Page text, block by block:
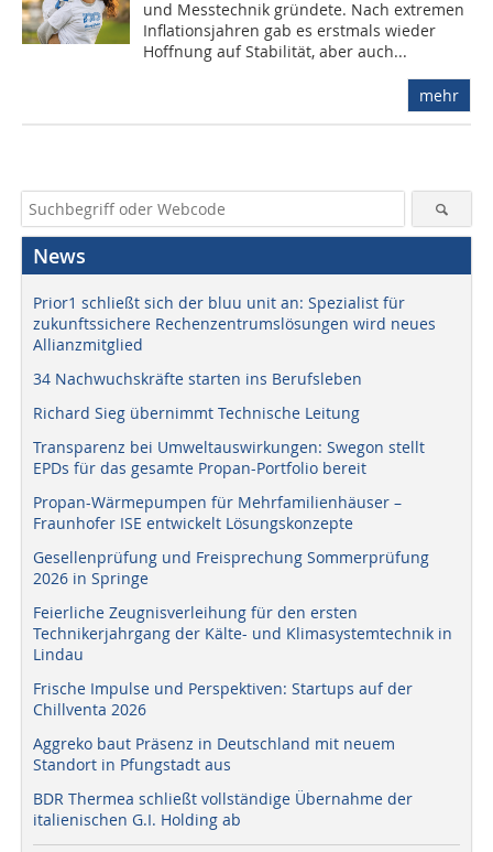
und Messtechnik gründete. Nach extremen
Inflationsjahren gab es erstmals wieder
Hoffnung auf Stabilität, aber auch...
mehr
News
Prior1 schließt sich der bluu unit an: Spezialist für
zukunftssichere Rechenzentrumslösungen wird neues
Allianzmitglied
34 Nachwuchskräfte starten ins Berufsleben
Richard Sieg übernimmt Technische Leitung
Transparenz bei Umweltauswirkungen: Swegon stellt
EPDs für das gesamte Propan-Portfolio bereit
Propan-Wärmepumpen für Mehrfamilienhäuser –
Fraunhofer ISE entwickelt Lösungskonzepte
Gesellenprüfung und Freisprechung Sommerprüfung
2026 in Springe
Feierliche Zeugnisverleihung für den ersten
Technikerjahrgang der Kälte- und Klimasystemtechnik in
Lindau
Frische Impulse und Perspektiven: Startups auf der
Chillventa 2026
Aggreko baut Präsenz in Deutschland mit neuem
Standort in Pfungstadt aus
BDR Thermea schließt vollständige Übernahme der
italienischen G.I. Holding ab